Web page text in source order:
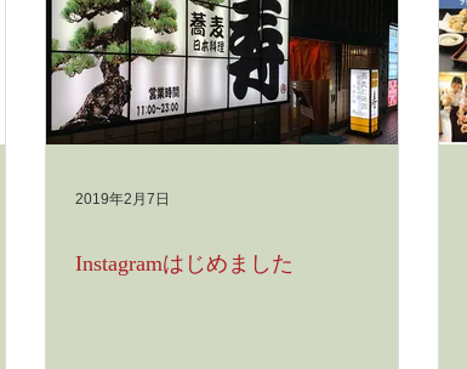
2019年2月7日
Instagramはじめました